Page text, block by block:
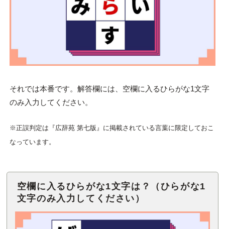
それでは本番です。解答欄には、空欄に入るひらがな1文字
のみ入力してください。
※正誤判定は『広辞苑 第七版』に掲載されている言葉に限定しておこ
なっています。
空欄に入るひらがな1文字は？（ひらがな1
文字のみ入力してください）